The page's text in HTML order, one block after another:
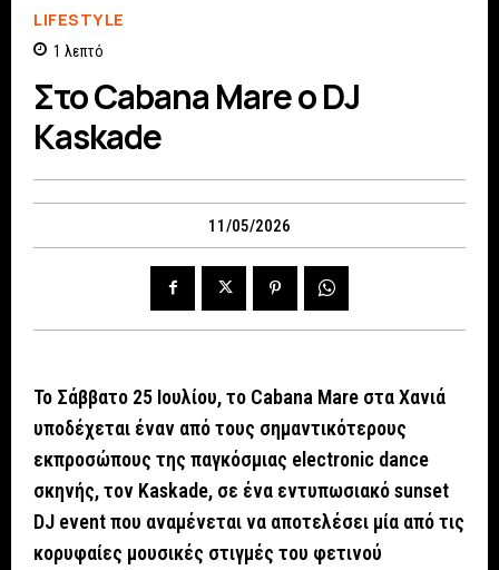
LIFESTYLE
1 λεπτό
Στο Cabana Mare o DJ
Kaskade
11/05/2026
Το Σάββατο 25 Ιουλίου, το Cabana Mare στα Χανιά
υποδέχεται έναν από τους σημαντικότερους
εκπροσώπους της παγκόσμιας electronic dance
σκηνής, τον Kaskade, σε ένα εντυπωσιακό sunset
DJ event που αναμένεται να αποτελέσει μία από τις
κορυφαίες μουσικές στιγμές του φετινού